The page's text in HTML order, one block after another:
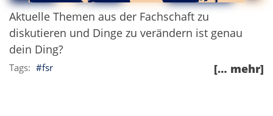
Aktuelle Themen aus der Fachschaft zu
diskutieren und Dinge zu verändern ist genau
dein Ding?
[… mehr]
fsr